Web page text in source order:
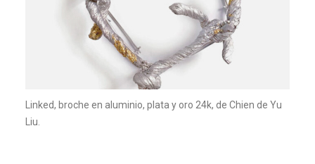
Linked, broche en aluminio, plata y oro 24k, de Chien de Yu
Liu.